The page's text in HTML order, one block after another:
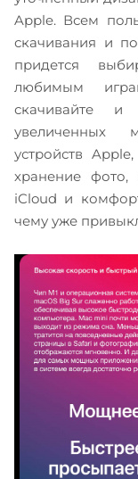
Apple. Всем
скачивания и
придется
любимым
скачивайте и
увеличенных
устройств
хранение
iCloud и
чему уже